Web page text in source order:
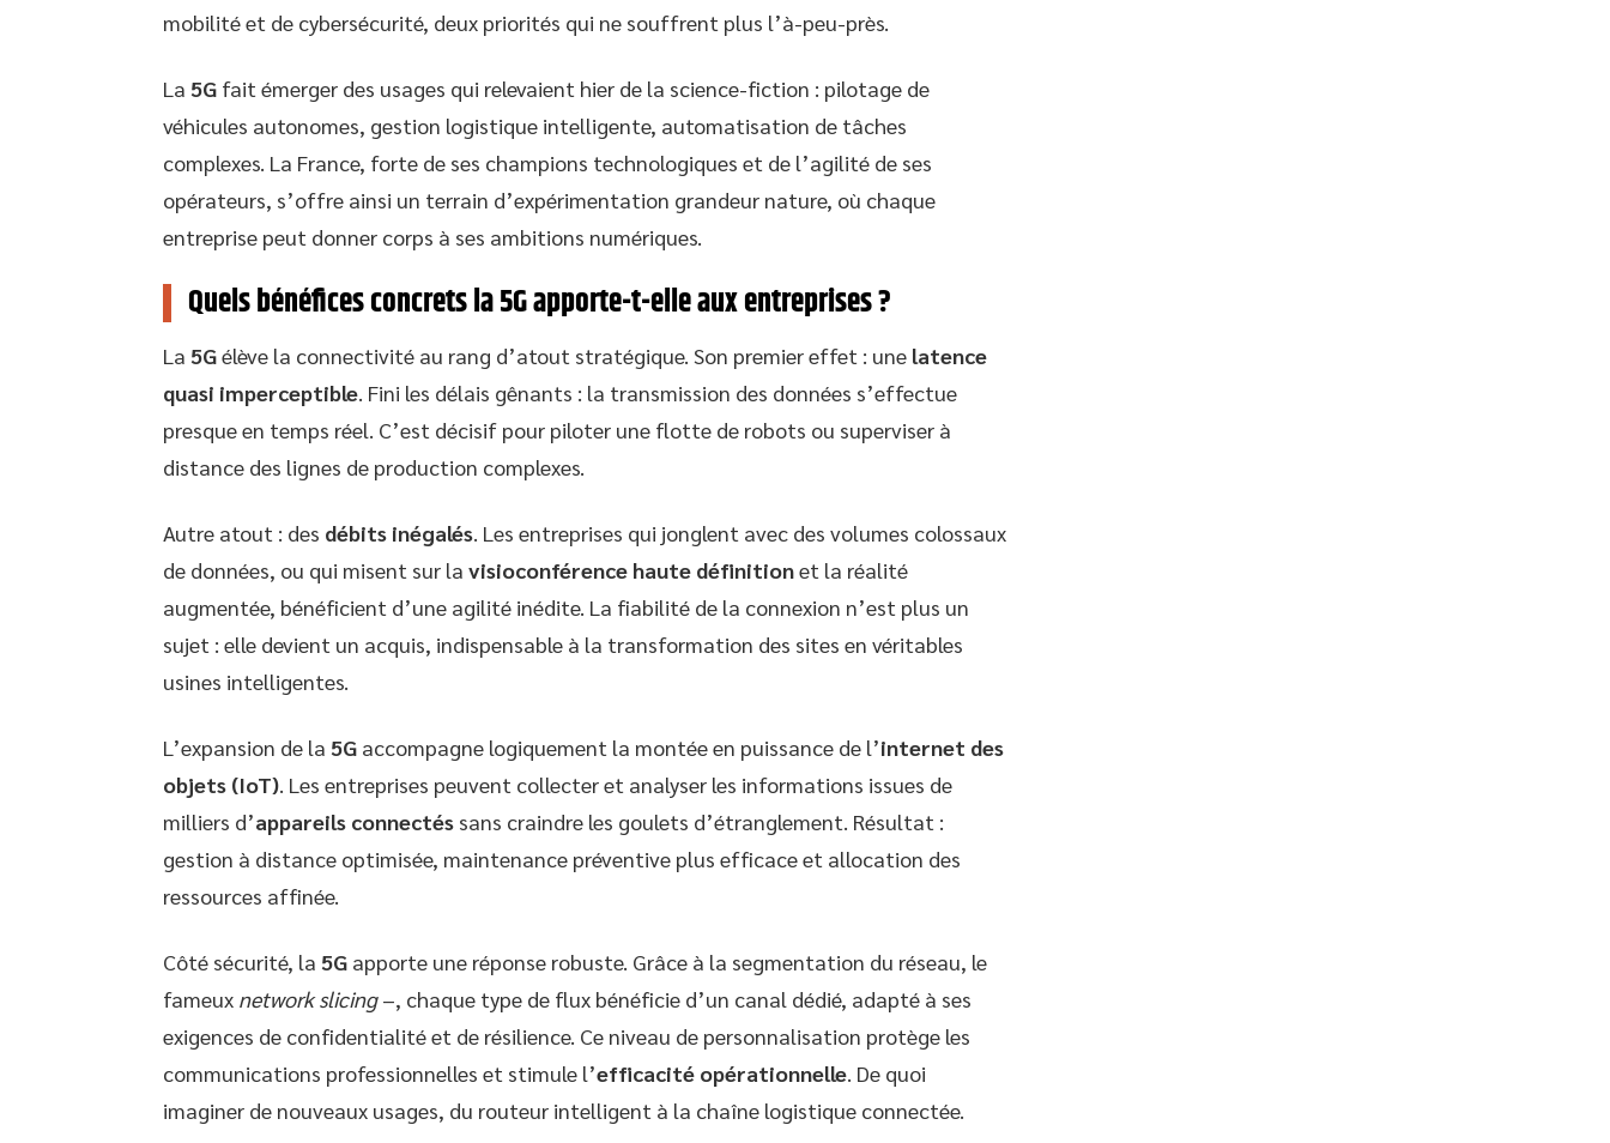
mobilité et de cybersécurité, deux priorités qui ne souffrent plus l’à-peu-près.
La 5G fait émerger des usages qui relevaient hier de la science-fiction : pilotage de
véhicules autonomes, gestion logistique intelligente, automatisation de tâches
complexes. La France, forte de ses champions technologiques et de l’agilité de ses
opérateurs, s’offre ainsi un terrain d’expérimentation grandeur nature, où chaque
entreprise peut donner corps à ses ambitions numériques.
Quels bénéfices concrets la 5G apporte-t-elle aux entreprises ?
La 5Gélève la connectivité au rang d’atout stratégique. Son premier effet : une latence
quasi imperceptible. Fini les délais gênants : la transmission des données s’effectue
presque en temps réel. C’est décisif pour piloter une flotte de robots ou superviser à
distance des lignes de production complexes.
Autre atout : des débits inégalés. Les entreprises qui jonglent avec des volumes colossaux
de données, ou qui misent sur la visioconférence haute définitionet la réalité
augmentée, bénéficient d’une agilité inédite. La fiabilité de la connexion n’est plus un
sujet : elle devient un acquis, indispensable à la transformation des sites en véritables
usines intelligentes.
L’expansion de la 5G accompagne logiquement la montée en puissance de l’internet des
objets (IoT). Les entreprises peuvent collecter et analyser les informations issues de
milliers d’appareils connectés sans craindre les goulets d’étranglement. Résultat :
gestion à distance optimisée, maintenance préventive plus efficace et allocation des
ressources affinée.
Côté sécurité, la 5G apporte une réponse robuste. Grâce à la segmentation du réseau, le
fameux network slicing–, chaque type de flux bénéficie d’un canal dédié, adapté à ses
exigences de confidentialité et de résilience. Ce niveau de personnalisation protège les
communications professionnelles et stimule l’efficacité opérationnelle. De quoi
imaginer de nouveaux usages, du routeur intelligent à la chaîne logistique connectée.